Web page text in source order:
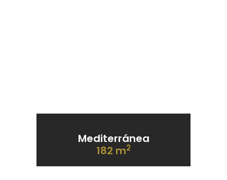
Mediterránea
182 m2